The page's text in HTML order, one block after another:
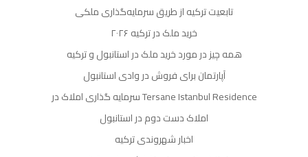
تابعیت ترکیه از طریق سرمایه‌گذاری ملکی
خرید ملک در ترکیه ۲۰۲۶
همه چیز در مورد خرید ملک در استانبول و ترکیه
آپارتمان برای فروش در وادی استانبول
سرمایه گذاری املاک در Tersane Istanbul Residence
املاک دست دوم در استانبول
اخبار شهروندی ترکیه